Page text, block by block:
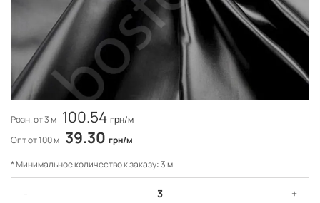
Розн. от 3 м 100.54 грн/м
Опт от 100 м 39.30 грн/м
* Минимальное количество к заказу: 3 м
- +